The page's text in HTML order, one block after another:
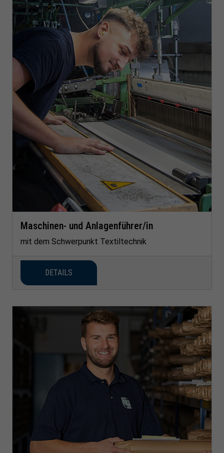
Maschinen- und Anlagenführer/in
mit dem Schwerpunkt Textiltechnik
DETAILS